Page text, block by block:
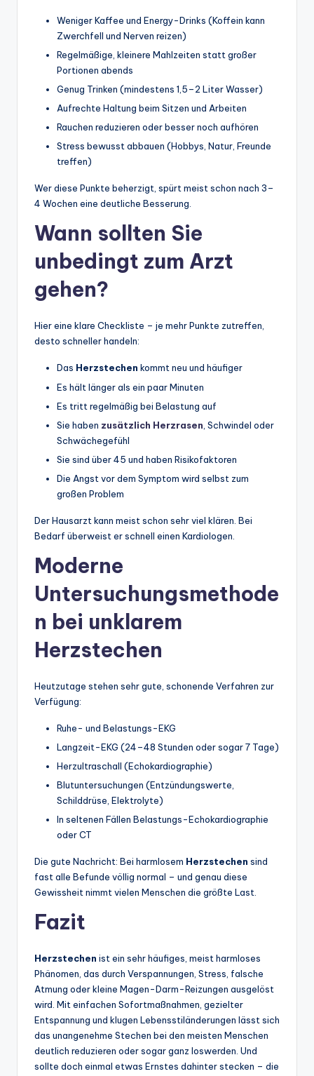
Weniger Kaffee und Energy-Drinks (Koffein kann
Zwerchfell und Nerven reizen)
Regelmäßige, kleinere Mahlzeiten statt großer
Portionen abends
Genug Trinken (mindestens 1,5–2 Liter Wasser)
Aufrechte Haltung beim Sitzen und Arbeiten
Rauchen reduzieren oder besser noch aufhören
Stress bewusst abbauen (Hobbys, Natur, Freunde
treffen)
Wer diese Punkte beherzigt, spürt meist schon nach 3–
4 Wochen eine deutliche Besserung.
Wann sollten Sie
unbedingt zum Arzt
gehen?
Hier eine klare Checkliste – je mehr Punkte zutreffen,
desto schneller handeln:
Das Herzstechen kommt neu und häufiger
Es hält länger als ein paar Minuten
Es tritt regelmäßig bei Belastung auf
Sie haben zusätzlich Herzrasen , Schwindel oder
Schwächegefühl
Sie sind über 45 und haben Risikofaktoren
Die Angst vor dem Symptom wird selbst zum
großen Problem
Der Hausarzt kann meist schon sehr viel klären. Bei
Bedarf überweist er schnell einen Kardiologen.
Moderne
Untersuchungsmethode
n bei unklarem
Herzstechen
Heutzutage stehen sehr gute, schonende Verfahren zur
Verfügung:
Ruhe- und Belastungs-EKG
Langzeit-EKG (24–48 Stunden oder sogar 7 Tage)
Herzultraschall (Echokardiographie)
Blutuntersuchungen (Entzündungswerte,
Schilddrüse, Elektrolyte)
In seltenen Fällen Belastungs-Echokardiographie
oder CT
Die gute Nachricht: Bei harmlosem Herzstechen sind
fast alle Befunde völlig normal – und genau diese
Gewissheit nimmt vielen Menschen die größte Last.
Fazit
Herzstechen ist ein sehr häufiges, meist harmloses
Phänomen, das durch Verspannungen, Stress, falsche
Atmung oder kleine Magen-Darm-Reizungen ausgelöst
wird. Mit einfachen Sofortmaßnahmen, gezielter
Entspannung und klugen Lebensstiländerungen lässt sich
das unangenehme Stechen bei den meisten Menschen
deutlich reduzieren oder sogar ganz loswerden. Und
sollte doch einmal etwas Ernstes dahinter stecken – die